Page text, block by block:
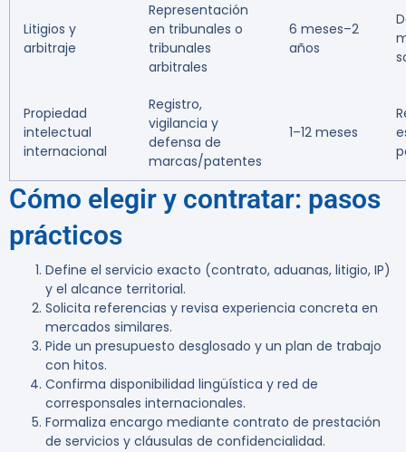
Litigios y
arbitraje
Representación
en tribunales o
tribunales
arbitrales
6 meses–2
años
Propiedad
intelectual
internacional
Registro,
vigilancia y
defensa de
marcas/patentes
1–12 meses
Cómo elegir y contratar: pasos
prácticos
Define el servicio exacto (contrato, aduanas, litigio, IP)
y el alcance territorial.
Solicita referencias y revisa experiencia concreta en
mercados similares.
Pide un presupuesto desglosado y un plan de trabajo
con hitos.
Confirma disponibilidad lingüística y red de
corresponsales internacionales.
Formaliza encargo mediante contrato de prestación
de servicios y cláusulas de confidencialidad.